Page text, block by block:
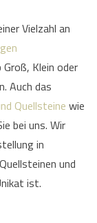
Vielzahl an
Klein oder
Auch das
Quellsteine wie
bei uns. Wir
in
und
ist.